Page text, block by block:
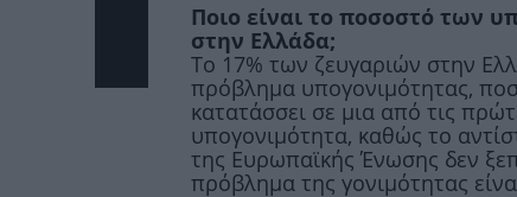
Ποιο είναι το ποσοστό των
στην Ελλάδα;
Το 17% των ζευγαριών στην
πρόβλημα υπογονιμότητας,
κατατάσσει σε μια από τις
υπογονιμότητα, καθώς το
της Ευρωπαϊκής Ένωσης δεν
πρόβλημα της γονιμότητας